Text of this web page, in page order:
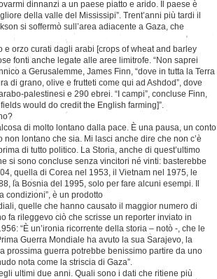
dinnanzi a un paese piatto e arido. Il paese è
della valle del Mississipi”. Trent’anni più tardi il
si soffermò sull’area adiacente a Gaza, che
e orzo curati dagli arabi [crops of wheat and barley
fonti anche legate alle aree limitrofe. “Non saprei
a Gerusalemme, James Finn, “dove in tutta la Terra
di grano, olive e frutteti come qui ad Ashdod”, dove
palestinesi e 290 ebrei. “I campi”, concluse Finn,
would do credit the English farming]”.
di molto lontano dalla pace. È una pausa, un conto
lontano che sia. Mi lasci anche dire che non c’è
di tutto politico. La Storia, anche di quest’ultimo
si sono concluse senza vincitori né vinti: basterebbe
quella di Corea nel 1953, il Vietnam nel 1975, le
la Bosnia del 1995, solo per fare alcuni esempi. Il
condizioni”, è un prodotto
quelle che hanno causato il maggior numero di
fa rileggevo ciò che scrisse un reporter inviato in
“È un’ironia ricorrente della storia – notò -, che le
Guerra Mondiale ha avuto la sua Sarajevo, la
prossima guerra potrebbe benissimo partire da uno
nota come la striscia di Gaza”.
ultimi due anni. Quali sono i dati che ritiene più